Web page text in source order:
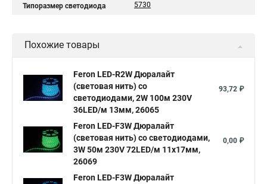
Типоразмер светодиода 5730
Похожие товары
Feron LED-R2W Дюралайт
(световая нить) со
светодиодами, 2W 100м 230V
36LED/м 13мм, 26065
93,72 ₽
Feron LED-F3W Дюралайт
(световая нить) со светодиодами,
3W 50м 230V 72LED/м 11х17мм,
26069
0,00 ₽
Feron LED-F3W Дюралайт